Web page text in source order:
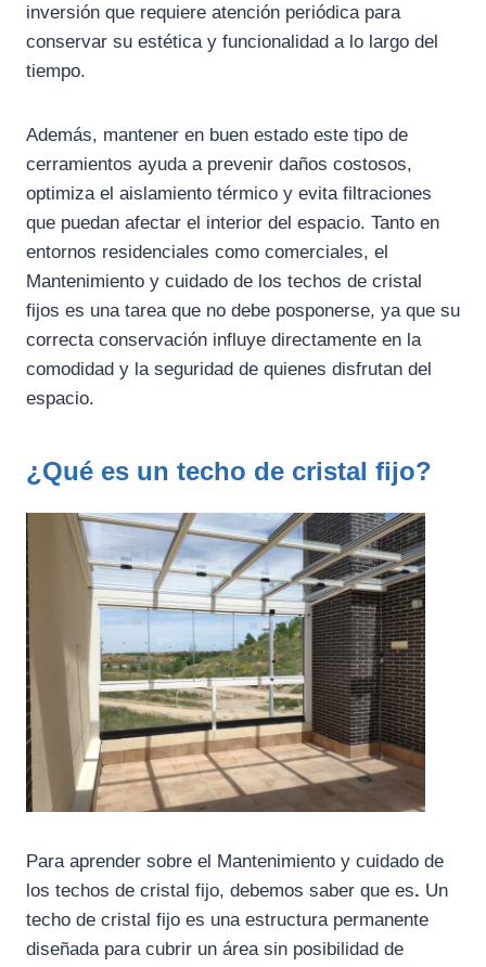
inversión que requiere atención periódica para
conservar su estética y funcionalidad a lo largo del
tiempo.
Además, mantener en buen estado este tipo de
cerramientos ayuda a prevenir daños costosos,
optimiza el aislamiento térmico y evita filtraciones
que puedan afectar el interior del espacio. Tanto en
entornos residenciales como comerciales, el
Mantenimiento y cuidado de los techos de cristal
fijos es una tarea que no debe posponerse, ya que su
correcta conservación influye directamente en la
comodidad y la seguridad de quienes disfrutan del
espacio.
¿Qué es un techo de cristal fijo?
Para aprender sobre el Mantenimiento y cuidado de
los techos de cristal fijo, debemos saber que es. Un
techo de cristal fijo es una estructura permanente
diseñada para cubrir un área sin posibilidad de